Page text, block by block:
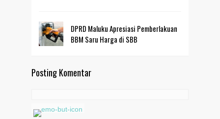
DPRD Maluku Apresiasi Pemberlakuan
BBM Saru Harga di SBB
Posting Komentar